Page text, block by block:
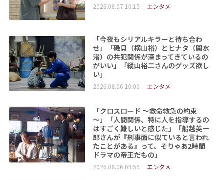
2026.08.07 10:15 エンタメ
「今夜もシリアルキラーと待ち合わ
せ」「磯貝（横山裕）とヒナタ（関水
渚）の共犯関係が深まってきているの
がいい」「縦山裕二さんのグッズ欲し
い」
2026.08.06 10:00 エンタメ
「クロスロード ～救命救急の約束
～」「人間関係、特に人を指導するの
はすごく難しいと感じた」「船越英一
郎さんが『刑事面に似ていると言われ
たことがある』って、そりゃあ2時間
ドラマの帝王だもの」
2026.08.06 09:55 エンタメ